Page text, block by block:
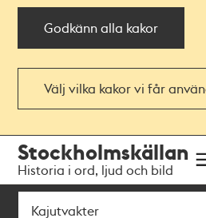
Godkänn alla kakor
Välj vilka kakor vi får
navigationen
huvudinnehållet
Stockholmskällan
Historia i ord, ljud och bild
Sök